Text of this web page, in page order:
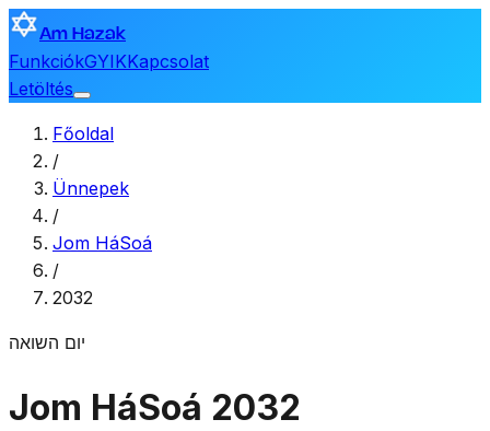
Am Hazak
FunkciókGYIKKapcsolat
Letöltés
Főoldal
/
Ünnepek
/
Jom HáSoá
/
2032
יום השואה
Jom HáSoá 2032